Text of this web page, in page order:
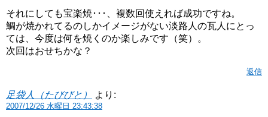
それにしても宝楽焼･･･、複数回使えれば成功ですね。
鯛が焼かれてるのしかイメージがない淡路人の瓦人にとっ
ては、今度は何を焼くのか楽しみです（笑）。
次回はおせちかな？
返信
足袋人（たびびと） より:
2007/12/26 水曜日 23:43:38